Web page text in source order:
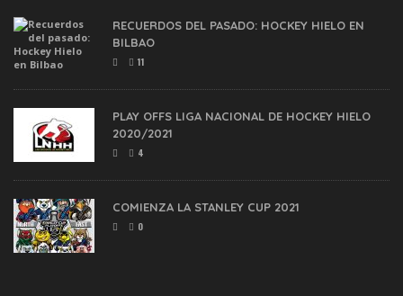
RECUERDOS DEL PASADO: HOCKEY HIELO EN
BILBAO
11
PLAY OFFS LIGA NACIONAL DE HOCKEY HIELO
2020/2021
4
COMIENZA LA STANLEY CUP 2021
0